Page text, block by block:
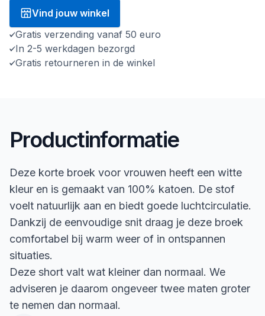
Vind jouw winkel
Gratis verzending vanaf 50 euro
In 2-5 werkdagen bezorgd
Gratis retourneren in de winkel
Productinformatie
Deze korte broek voor vrouwen heeft een witte
kleur en is gemaakt van 100% katoen. De stof
voelt natuurlijk aan en biedt goede luchtcirculatie.
Dankzij de eenvoudige snit draag je deze broek
comfortabel bij warm weer of in ontspannen
situaties.
Deze short valt wat kleiner dan normaal. We
adviseren je daarom ongeveer twee maten groter
te nemen dan normaal.